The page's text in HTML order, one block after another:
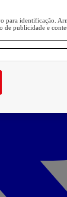
para identificação.
de publicidade e